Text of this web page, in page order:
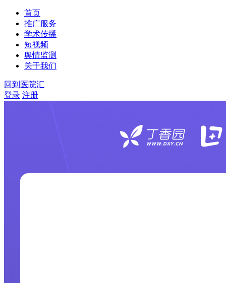
首页
推广服务
学术传播
短视频
舆情监测
关于我们
回到医院汇
登录 注册